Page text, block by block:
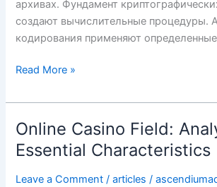
архивах. Фундамент
создают вычислительные процедуры.
кодирования применяют
Read More »
Online Casino Field:
Essential Characteristics
Leave a Comment /articles /
Online
Casino
Field:
Analysis